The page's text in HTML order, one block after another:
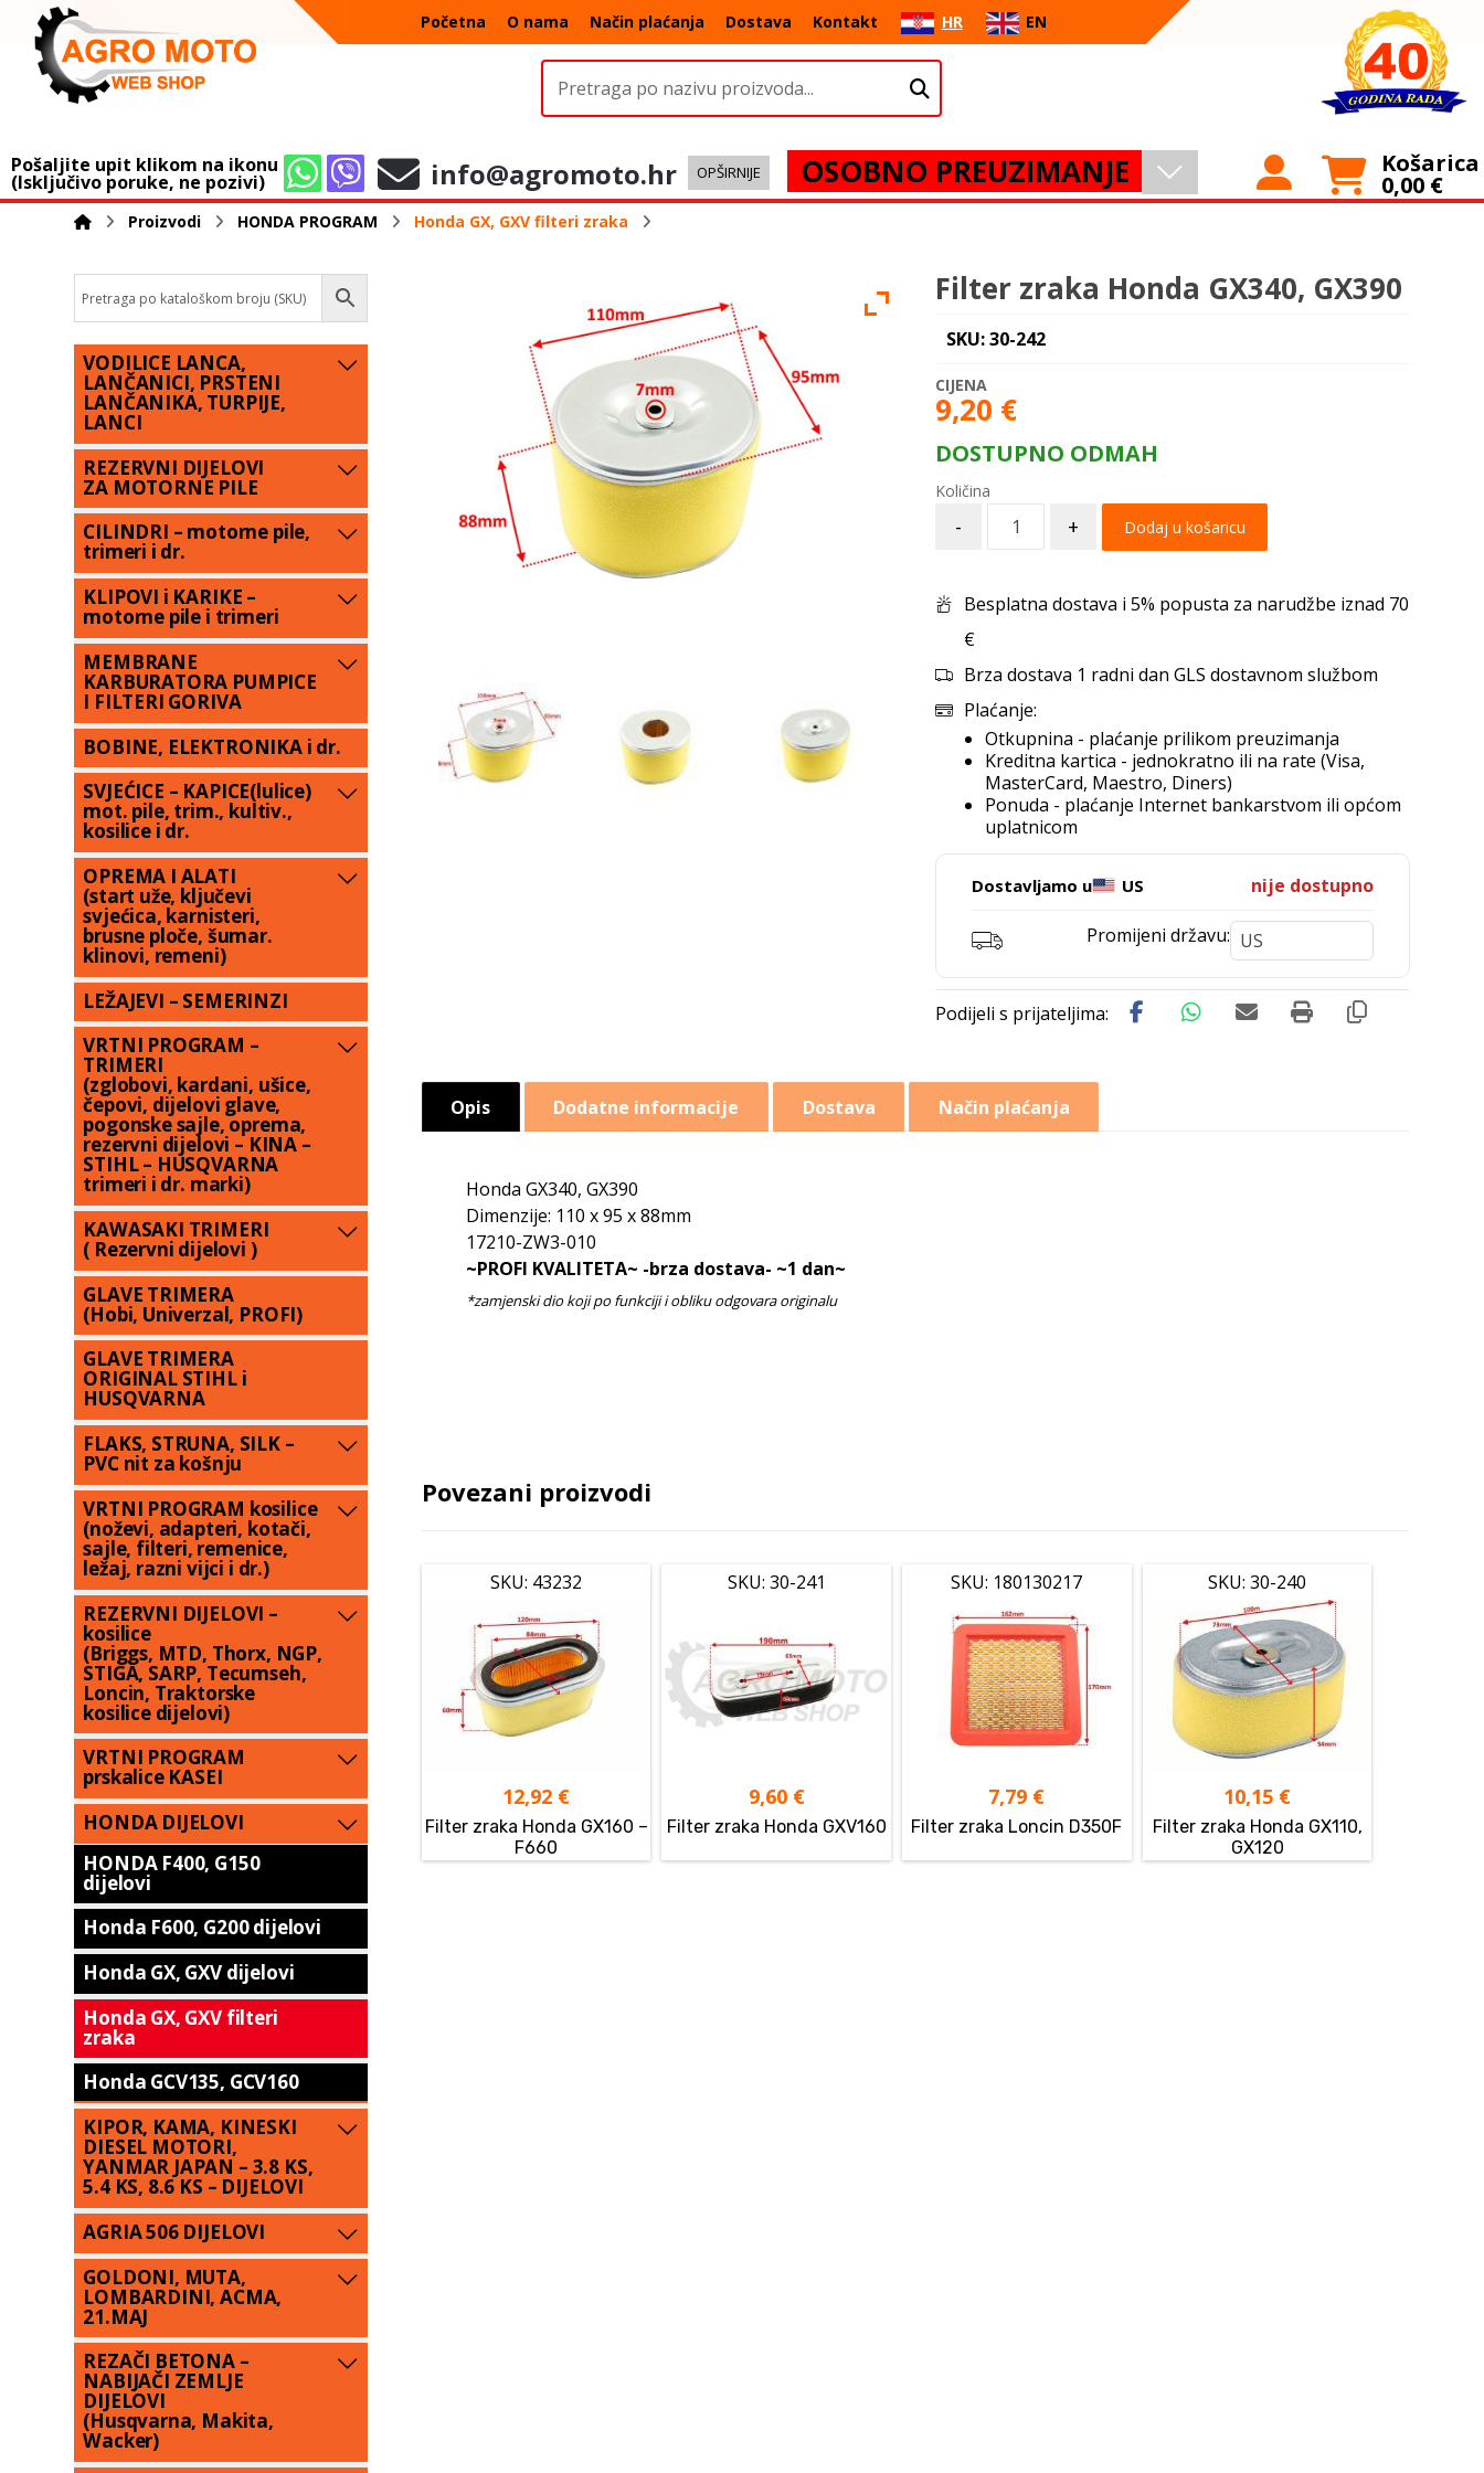
Početna O nama Način plaćanja Dostava Kontakt HR EN
Pošaljite upit klikom na ikonu
(Isključivo poruke, ne pozivi) info@agromoto.hr OPŠIRNIJE OSOBNO PREUZIMANJE Košarica
0,00 €
Proizvodi HONDA PROGRAM Honda GX, GXV filteri zraka
Filter zraka Honda GX340, GX390
SKU: 30-242
9,20 €
DOSTUPNO ODMAH
- + Dodaj u košaricu
Besplatna dostava i 5% popusta za narudžbe iznad 70
€
Brza dostava 1 radni dan GLS dostavnom službom
Plaćanje:
Otkupnina - plaćanje prilikom preuzimanja
Kreditna kartica - jednokratno ili na rate (Visa,
MasterCard, Maestro, Diners)
Ponuda - plaćanje Internet bankarstvom ili općom
uplatnicom
Dostavljamo u US nije dostupno
Promijeni državu:
Opis Dodatne informacije Dostava Način plaćanja
Honda GX340, GX390
Dimenzije: 110 x 95 x 88mm
17210-ZW3-010
~PROFI KVALITETA~ -brza dostava- ~1 dan~
Povezani proizvodi
SKU: 43232
12,92 €
Filter zraka Honda GX160 –
F660
SKU: 30-241
9,60 €
Filter zraka Honda GXV160
SKU: 180130217
7,79 €
Filter zraka Loncin D350F
SKU: 30-240
10,15 €
Filter zraka Honda GX110,
GX120
VODILICE LANCA,
LANČANICI, PRSTENI
LANČANIKA, TURPIJE,
LANCI
REZERVNI DIJELOVI
ZA MOTORNE PILE
CILINDRI – motorne pile,
trimeri i dr.
KLIPOVI i KARIKE –
motorne pile i trimeri
MEMBRANE
KARBURATORA PUMPICE
I FILTERI GORIVA
BOBINE, ELEKTRONIKA i dr.
SVJEĆICE – KAPICE(lulice)
mot. pile, trim., kultiv.,
kosilice i dr.
OPREMA I ALATI
(start uže, ključevi
svjećica, karnisteri,
brusne ploče, šumar.
klinovi, remeni)
LEŽAJEVI – SEMERINZI
VRTNI PROGRAM –
TRIMERI
(zglobovi, kardani, ušice,
čepovi, dijelovi glave,
pogonske sajle, oprema,
rezervni dijelovi – KINA –
STIHL – HUSQVARNA
trimeri i dr. marki)
KAWASAKI TRIMERI
( Rezervni dijelovi )
GLAVE TRIMERA
(Hobi, Univerzal, PROFI)
GLAVE TRIMERA
ORIGINAL STIHL i
HUSQVARNA
FLAKS, STRUNA, SILK –
PVC nit za košnju
VRTNI PROGRAM kosilice
(noževi, adapteri, kotači,
sajle, filteri, remenice,
ležaj, razni vijci i dr.)
REZERVNI DIJELOVI –
kosilice
(Briggs, MTD, Thorx, NGP,
STIGA, SARP, Tecumseh,
Loncin, Traktorske
kosilice dijelovi)
VRTNI PROGRAM
prskalice KASEI
HONDA DIJELOVI
HONDA F400, G150
dijelovi
Honda F600, G200 dijelovi
Honda GX, GXV dijelovi
Honda GX, GXV filteri
zraka
Honda GCV135, GCV160
KIPOR, KAMA, KINESKI
DIESEL MOTORI,
YANMAR JAPAN – 3.8 KS,
5.4 KS, 8.6 KS – DIJELOVI
AGRIA 506 DIJELOVI
GOLDONI, MUTA,
LOMBARDINI, ACMA,
21.MAJ
REZAČI BETONA –
NABIJAČI ZEMLJE
DIJELOVI
(Husqvarna, Makita,
Wacker)